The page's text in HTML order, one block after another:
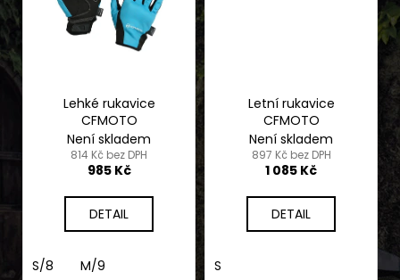
Lehké rukavice
CFMOTO
Není skladem
814 Kč bez DPH
985 Kč
DETAIL
S/8 M/9
Letní rukavice
CFMOTO
Není skladem
897 Kč bez DPH
1 085 Kč
DETAIL
S
2
Kč